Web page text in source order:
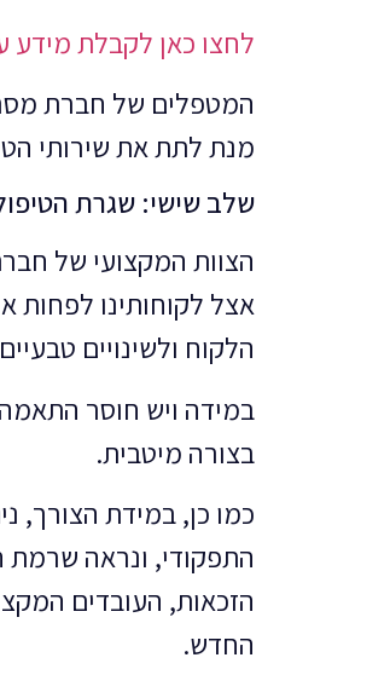
לחצו כאן לקבלת מידע
המטפלים של חברת מסר
מנת לתת את שירותי
שלב שישי: שגרת
הצוות המקצועי של
אצל לקוחותינו לפחות
הלקוח ולשינויים
במידה ויש חוסר
בצורה מיטבית.
כמו כן, במידת הצורך,
התפקודי, ונראה שרמת
הזכאות, העובדים
החדש.